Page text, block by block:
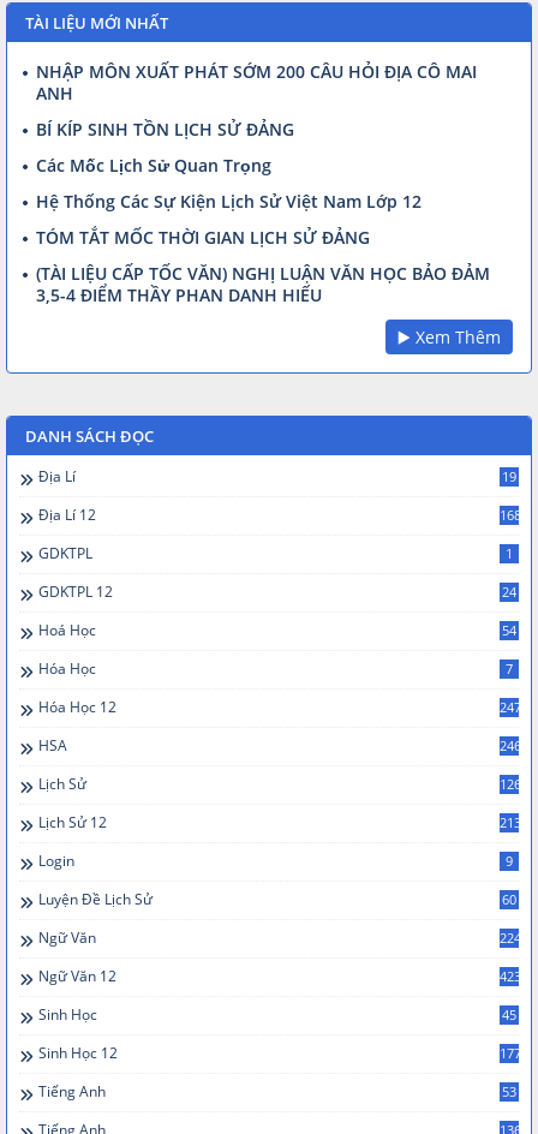
TÀI LIỆU MỚI NHẤT
NHẬP MÔN XUẤT PHÁT SỚM 200 CÂU HỎI ĐỊA CÔ MAI
ANH
BÍ KÍP SINH TỒN LỊCH SỬ ĐẢNG
Các Mốc Lịch Sử Quan Trọng
Hệ Thống Các Sự Kiện Lịch Sử Việt Nam Lớp 12
TÓM TẮT MỐC THỜI GIAN LỊCH SỬ ĐẢNG
(TÀI LIỆU CẤP TỐC VĂN) NGHỊ LUẬN VĂN HỌC BẢO ĐẢM
3,5-4 ĐIỂM THẦY PHAN DANH HIẾU
▶️ Xem Thêm
DANH SÁCH ĐỌC
Địa Lí 19
Địa Lí 12 168
GDKTPL 1
GDKTPL 12 24
Hoá Học 54
Hóa Học 7
Hóa Học 12 247
HSA 246
Lịch Sử 126
Lịch Sử 12 213
Login 9
Luyện Đề Lịch Sử 60
Ngữ Văn 224
Ngữ Văn 12 423
Sinh Học 45
Sinh Học 12 177
Tiếng Anh 53
Tiếng Anh 136